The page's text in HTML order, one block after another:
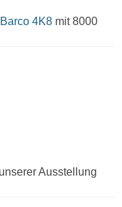
Barco 4K8 mit 8000
Ausstellung